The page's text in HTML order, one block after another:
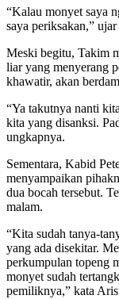
“Kalau monyet saya
saya periksakan,” ujar
Meski begitu, Takim
liar yang menyerang
khawatir, akan
“Ya takutnya nanti
kita yang disanksi.
ungkapnya.
Sementara, Kabid
menyampaikan
dua bocah tersebut.
malam.
“Kita sudah tanya-
yang ada disekitar.
perkumpulan topeng
monyet sudah
pemiliknya,” kata